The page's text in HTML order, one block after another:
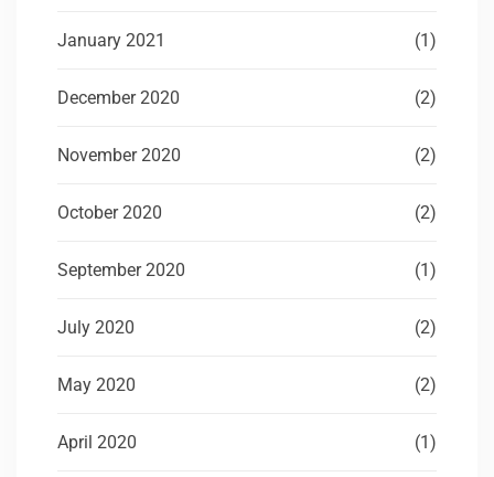
January 2021 (1)
December 2020 (2)
November 2020 (2)
October 2020 (2)
September 2020 (1)
July 2020 (2)
May 2020 (2)
April 2020 (1)